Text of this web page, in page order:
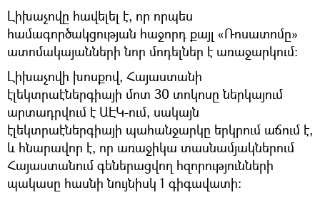
Լիխաչովը հավելել է, որ որպես
համագործակցության հաջորդ քայլ «Ռոսատոմը»
ատոմակայանների նոր մոդելներ է առաջարկում։
Լիխաչովի խոսքով, Հայաստանի
էլեկտրաէներգիայի մոտ 30 տոկոսը ներկայում
արտադրվում է ԱԷԿ-ում, սակայն
էլեկտրաէներգիայի պահանջարկը երկրում աճում է,
և հնարավոր է, որ առաջիկա տասնամյակներում
Հայաստանում գեներացվող հզորությունների
պակասը հասնի նույնիսկ 1 գիգավատի: